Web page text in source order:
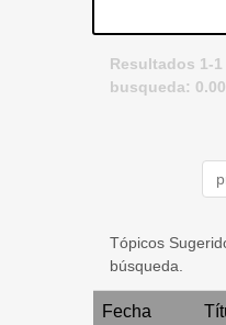
Resultados 1-
busqueda:
Tópicos
búsqueda.
Fecha